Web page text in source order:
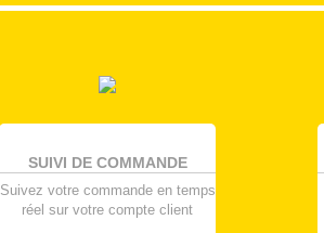
SUIVI DE COMMANDE
Suivez votre commande en temps
réel sur votre compte client